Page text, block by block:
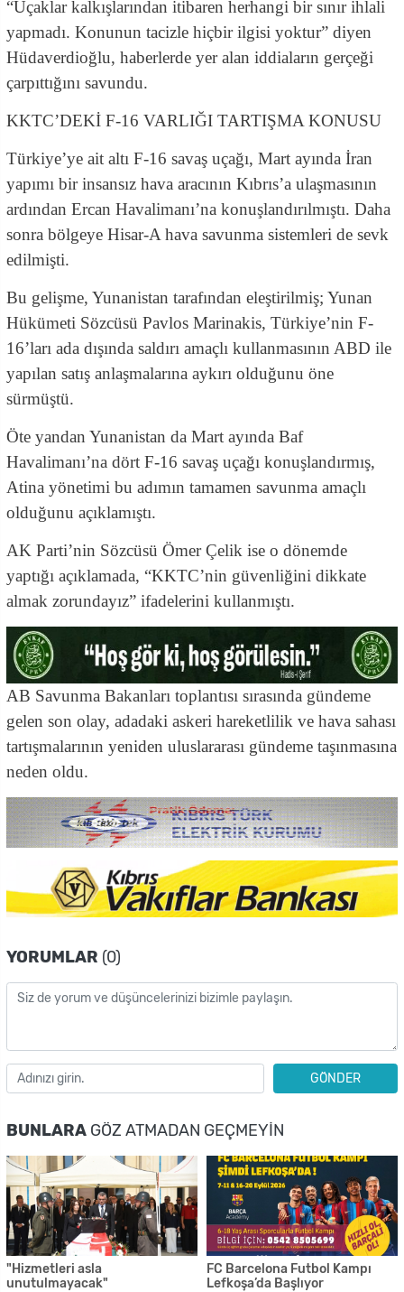
“Uçaklar kalkışlarından itibaren herhangi bir sınır ihlali
yapmadı. Konunun tacizle hiçbir ilgisi yoktur” diyen
Hüdaverdioğlu, haberlerde yer alan iddiaların gerçeği
çarpıttığını savundu.
KKTC’DEKİ F-16 VARLIĞI TARTIŞMA KONUSU
Türkiye’ye ait altı F-16 savaş uçağı, Mart ayında İran
yapımı bir insansız hava aracının Kıbrıs’a ulaşmasının
ardından Ercan Havalimanı’na konuşlandırılmıştı. Daha
sonra bölgeye Hisar-A hava savunma sistemleri de sevk
edilmişti.
Bu gelişme, Yunanistan tarafından eleştirilmiş; Yunan
Hükümeti Sözcüsü Pavlos Marinakis, Türkiye’nin F-
16’ları ada dışında saldırı amaçlı kullanmasının ABD ile
yapılan satış anlaşmalarına aykırı olduğunu öne
sürmüştü.
Öte yandan Yunanistan da Mart ayında Baf
Havalimanı’na dört F-16 savaş uçağı konuşlandırmış,
Atina yönetimi bu adımın tamamen savunma amaçlı
olduğunu açıklamıştı.
AK Parti’nin Sözcüsü Ömer Çelik ise o dönemde
yaptığı açıklamada, “KKTC’nin güvenliğini dikkate
almak zorundayız” ifadelerini kullanmıştı.
AB Savunma Bakanları toplantısı sırasında gündeme
gelen son olay, adadaki askeri hareketlilik ve hava sahası
tartışmalarının yeniden uluslararası gündeme taşınmasına
neden oldu.
YORUMLAR (0)
GÖNDER
BUNLARA GÖZ ATMADAN GEÇMEYIN
"Hizmetleri asla
unutulmayacak"
FC Barcelona Futbol Kampı
Lefkoşa’da Başlıyor